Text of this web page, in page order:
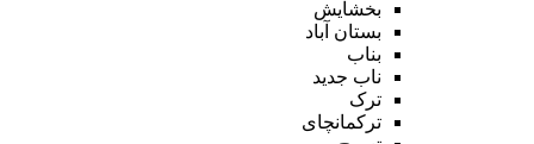
بخشایش
بستان آباد
بناب
ناب جدید
ترک
ترکمانچای